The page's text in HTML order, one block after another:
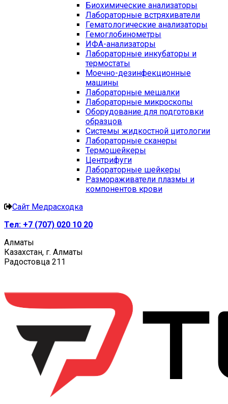
Биохимические анализаторы
Лабораторные встряхиватели
Гематологические анализаторы
Гемоглобинометры
ИФА-анализаторы
Лабораторные инкубаторы и
термостаты
Моечно-дезинфекционные
машины
Лабораторные мешалки
Лабораторные микроскопы
Оборудование для подготовки
образцов
Системы жидкостной цитологии
Лабораторные сканеры
Термошейкеры
Центрифуги
Лабораторные шейкеры
Размораживатели плазмы и
компонентов крови
Сайт Медрасходка
Тел: +7 (707) 020 10 20
Алматы
Казахстан, г. Алматы
Радостовца 211